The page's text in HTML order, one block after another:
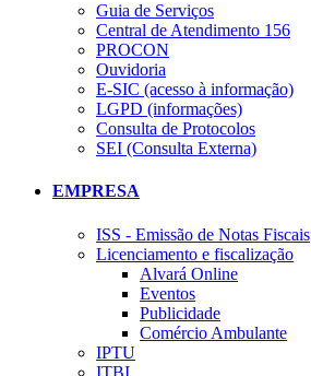
Guia de Serviços
Central de Atendimento 156
PROCON
Ouvidoria
E-SIC (acesso à informação)
LGPD (informações)
Consulta de Protocolos
SEI (Consulta Externa)
EMPRESA
ISS - Emissão de Notas Fiscais
Licenciamento e fiscalização
Alvará Online
Eventos
Publicidade
Comércio Ambulante
IPTU
ITBI